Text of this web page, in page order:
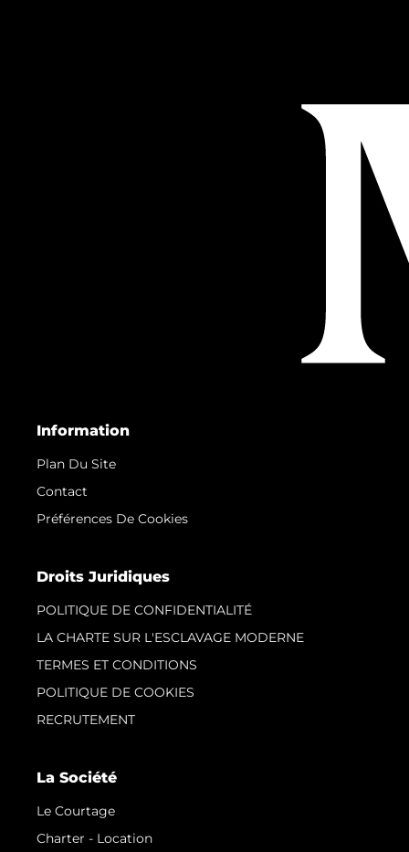
Information
Plan Du Site
Contact
Préférences De Cookies
Droits Juridiques
POLITIQUE DE CONFIDENTIALITÉ
LA CHARTE SUR L'ESCLAVAGE MODERNE
TERMES ET CONDITIONS
POLITIQUE DE COOKIES
RECRUTEMENT
La Société
Le Courtage
Charter - Location